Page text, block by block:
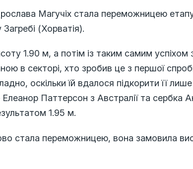
Магучіх стала переможницею
(Хорватія).
1.90 м, а потім із таким самим успіхом
в секторі, хто зробив це з першої
оскільки їй вдалося підкорити її
Паттерсон з Австралії та сербка
1.95 м.
стала переможницею, вона замовила